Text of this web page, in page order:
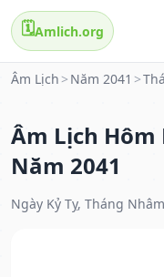
🗓️Amlich.org
Âm Lịch > Năm 2041 >
Âm Lịch Hôm
Năm 2041
Ngày Kỷ Tỵ, Tháng